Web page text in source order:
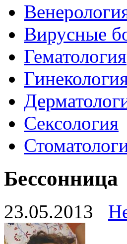
Вирусные
Гематология
Сексология
Бессонница
23.05.2013